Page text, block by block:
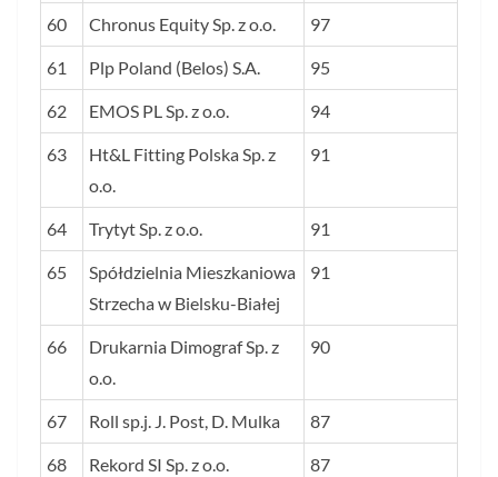
60 Chronus Equity Sp. z o.o. 97
61 Plp Poland (Belos) S.A. 95
62 EMOS PL Sp. z o.o. 94
63
Ht&L Fitting Polska Sp. z
o.o.
91
64 Trytyt Sp. z o.o. 91
65
Spółdzielnia Mieszkaniowa
Strzecha w Bielsku-Białej
91
66
Drukarnia Dimograf Sp. z
o.o.
90
67 Roll sp.j. J. Post, D. Mulka 87
68 Rekord SI Sp. z o.o. 87